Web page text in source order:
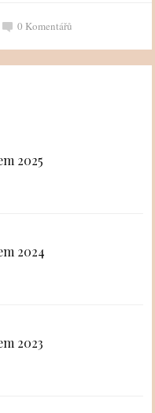
0 Komentářů
2025
2024
2023